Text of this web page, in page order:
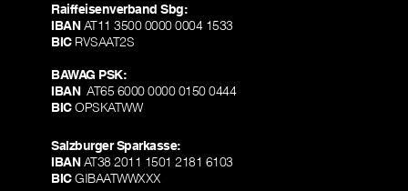
Raiffeisenverband Sbg:
IBANAT11 3500 0000 0004 1533
BICRVSAAT2S
BAWAG PSK:
IBANAT65 6000 0000 0150 0444
BICOPSKATWW
Salzburger Sparkasse:
IBANAT38 2011 1501 2181 6103
BICGIBAATWWXXX